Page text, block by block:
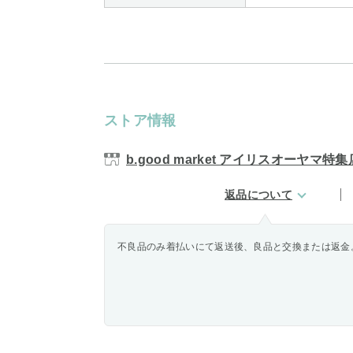
ストア情報
b.good market アイリスオーヤマ特集
返品について
不良品のみ着払いにて返送後、良品と交換または返金